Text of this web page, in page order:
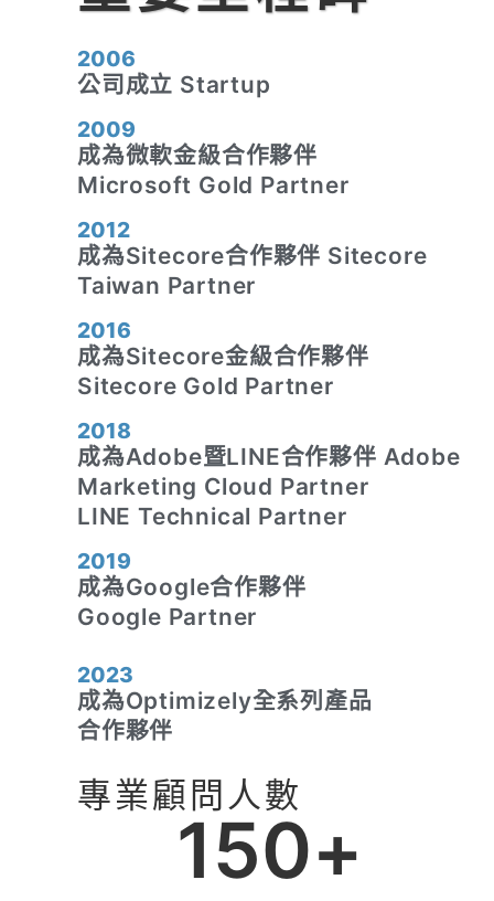
2006
公司成立 Startup
2009
成為微軟金級合作夥伴
Microsoft Gold Partner
2012
成為Sitecore合作夥伴 Sitecore
Taiwan Partner
2016
成為Sitecore金級合作夥伴
Sitecore Gold Partner
2018
成為Adobe暨LINE合作夥伴 Adobe
Marketing Cloud Partner
LINE Technical Partner
2019
成為Google合作夥伴
Google Partner
2023
成為Optimizely全系列產品
合作夥伴
專業顧問人數
150+